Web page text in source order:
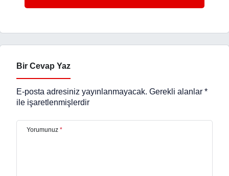
Bir Cevap Yaz
E-posta adresiniz yayınlanmayacak. Gerekli alanlar *
ile işaretlenmişlerdir
Yorumunuz *